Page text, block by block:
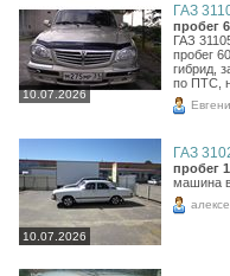
10.07.2026
ГАЗ
пробег
ГАЗ
пробег
гибрид,
по ПТС,
10.07.2026
ГАЗ
пробег
машина